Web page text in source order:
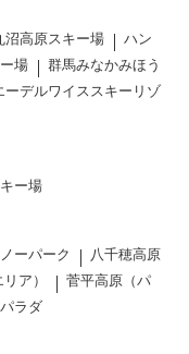
沼高原スキー場
ハン
場
群馬みなかみほう
ーデルワイススキーリゾ
ー場
ーパーク
八千穂高原
ア）
菅平高原（パ
ラダ